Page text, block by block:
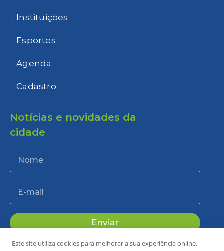
Instituições
Esportes
Agenda
Cadastro
Notícias e novidades da
cidade
Enviar
Este site utiliza cookies para melhorar a sua experiência online,